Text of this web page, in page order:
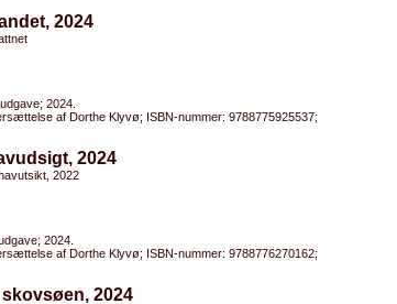
2024
2024.
af Dorthe Klyvø; ISBN-nummer: 9788775925537;
2024
2022
2024.
af Dorthe Klyvø; ISBN-nummer: 9788776270162;
2024